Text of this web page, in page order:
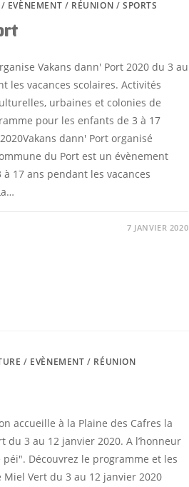
/ EVÈNEMENT / RÉUNION /SPORTS
Vakans dann' Port 2020 du 3 au
les vacances scolaires. Activités
urbaines et colonies de
pour les enfants de 3 à 17
dann' Port organisé
du Port est un évènement
17 ans pendant les vacances
7 JANVIER 2020
/ EVÈNEMENT / RÉUNION
accueille à la Plaine des Cafres la
du 3 au 12 janvier 2020. A l’honneur
Découvrez le programme et les
Vert du 3 au 12 janvier 2020